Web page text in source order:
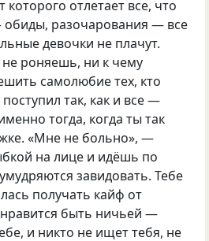
которого отлетает все, что
разочарования — все
девочки не плачут.
роняешь, ни к чему
самолюбие тех, кто
так, как и все —
тогда, когда ты так
«Мне не больно», —
на лице и идёшь по
завидовать. Тебе
получать кайф от
быть ничьей —
и никто не ищет тебя, не